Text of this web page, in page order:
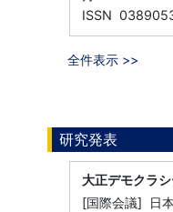
ISSN
全件表示 >>
研究発表
大正デモクラ
[国際会議] 日